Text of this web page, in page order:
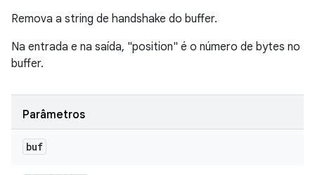
Remova a string de handshake do buffer.
Na entrada e na saída, "position" é o número de bytes no
buffer.
Parâmetros
buf